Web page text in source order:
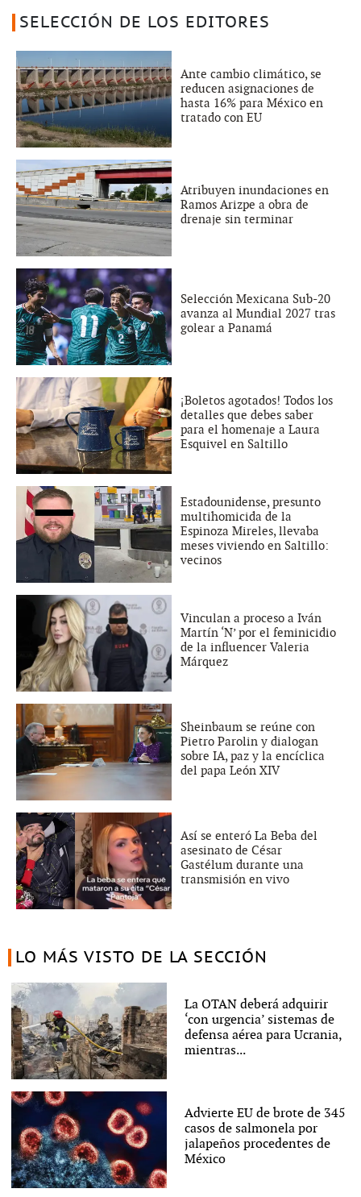
SELECCIÓN DE LOS EDITORES
Ante cambio climático, se
reducen asignaciones de
hasta 16% para México en
tratado con EU
Atribuyen inundaciones en
Ramos Arizpe a obra de
drenaje sin terminar
Selección Mexicana Sub-20
avanza al Mundial 2027 tras
golear a Panamá
¡Boletos agotados! Todos los
detalles que debes saber
para el homenaje a Laura
Esquivel en Saltillo
Estadounidense, presunto
multihomicida de la
Espinoza Mireles, llevaba
meses viviendo en Saltillo:
vecinos
Vinculan a proceso a Iván
Martín ‘N’ por el feminicidio
de la influencer Valeria
Márquez
Sheinbaum se reúne con
Pietro Parolin y dialogan
sobre IA, paz y la encíclica
del papa León XIV
Así se enteró La Beba del
asesinato de César
Gastélum durante una
transmisión en vivo
LO MÁS VISTO DE LA SECCIÓN
La OTAN deberá adquirir
‘con urgencia’ sistemas de
defensa aérea para Ucrania,
mientras...
Advierte EU de brote de 345
casos de salmonela por
jalapeños procedentes de
México